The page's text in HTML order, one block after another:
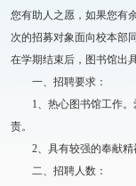
您有助人之愿，如果您有
次的招募对象面向校本部
在学期结束后，图书馆出
一、招聘要求：
1、热心图书馆工作。
责。
2、具有较强的奉献精
二、招聘人数：